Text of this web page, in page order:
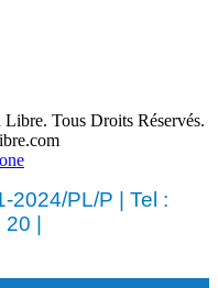
Tous Droits Réservés.
2024/PL/P | Tel :
20 |